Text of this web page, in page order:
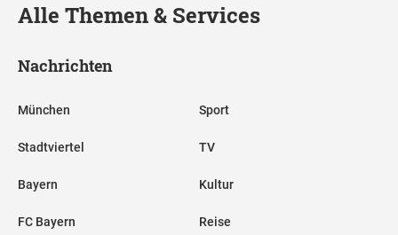
Alle Themen & Services
Nachrichten
München
Stadtviertel
Bayern
FC Bayern
Sport
TV
Kultur
Reise